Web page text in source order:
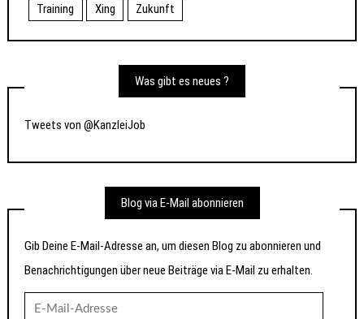
Training
Xing Zukunft
Was gibt es neues ?
Tweets von @KanzleiJob
Blog via E-Mail abonnieren
Gib Deine E-Mail-Adresse an, um diesen Blog zu abonnieren und
Benachrichtigungen über neue Beiträge via E-Mail zu erhalten.